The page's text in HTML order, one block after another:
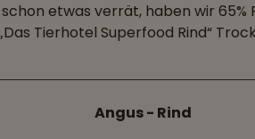
etwas verrät, haben wir 65%
Tierhotel Superfood Rind“
Angus - Rind